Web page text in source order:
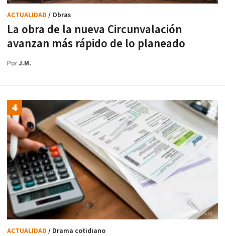
La obra de la nueva Circunvalación
avanzan más rápido de lo planeado
ACTUALIDAD / Obras
PorJ.M.
ACTUALIDAD / Drama cotidiano